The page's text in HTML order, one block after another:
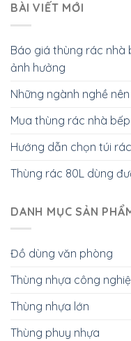
BÀI VIẾT MỚI
Báo giá thùng rác nhà
ảnh hưởng
Những ngành nghề
Mua thùng rác nhà
Hướng dẫn chọn túi
Thùng rác 80L dùng
DANH MỤC SẢN
Đồ dùng văn phòng
Thùng nhựa công
Thùng nhựa lớn
Thùng phuy nhựa